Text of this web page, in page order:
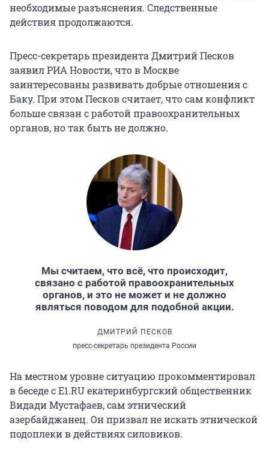
необходимые разъяснения. Следственные
действия продолжаются.
Пресс-секретарь президента Дмитрий Песков
заявил РИА Новости, что в Москве
заинтересованы развивать добрые отношения с
Баку. При этом Песков считает, что сам конфликт
больше связан с работой правоохранительных
органов, но так быть не должно.
Мы считаем, что всё, что происходит,
связано с работой правоохранительных
органов, и это не может и не должно
являться поводом для подобной акции.
ДМИТРИЙ ПЕСКОВ
пресс-секретарь президента России
На местном уровне ситуацию прокомментировал
в беседе с Е1.RU екатеринбургский общественник
Видади Мустафаев, сам этнический
азербайджанец. Он призвал не искать этнической
подоплеки в действиях силовиков.